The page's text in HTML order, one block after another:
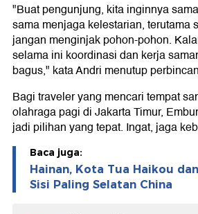
"Buat pengunjung, kita inginnya
sama menjaga kelestarian, terutama
jangan menginjak pohon-pohon.
selama ini koordinasi dan kerja
bagus," kata Andri menutup
Bagi traveler yang mencari tempat
olahraga pagi di Jakarta Timur,
jadi pilihan yang tepat. Ingat, jaga
Baca juga:
Hainan, Kota Tua Haikou
Sisi Paling Selatan China